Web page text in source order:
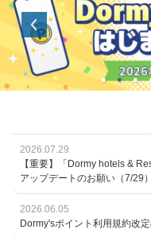
2026.07.29
【重要】「Dormy hotels &
アップデートのお願い（7/29）
2026.06.05
Dormy'sポイント利用規約改